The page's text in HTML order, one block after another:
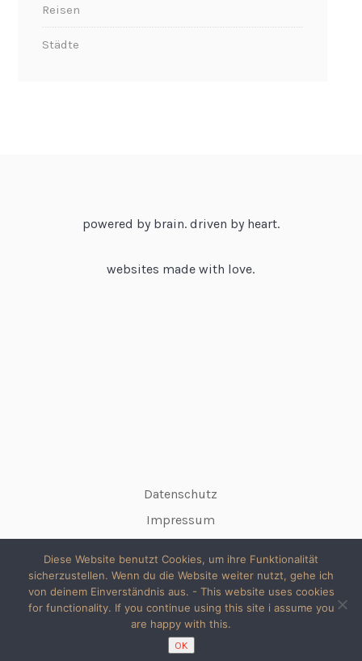
Reisen
Städte
powered by brain. driven by heart.
websites made with love.
Datenschutz
Impressum
© 2026 copyright silke // All rights reserved
Made with Love & WordPress
Diese Website benutzt Cookies, um ihre Funktionalität
sicherzustellen. Wenn du die Website weiter nutzt, gehe ich
von deinem Einverständnis aus. - This website uses cookies
for functionality. If you continue using this site i assume you
are happy with this.
OK